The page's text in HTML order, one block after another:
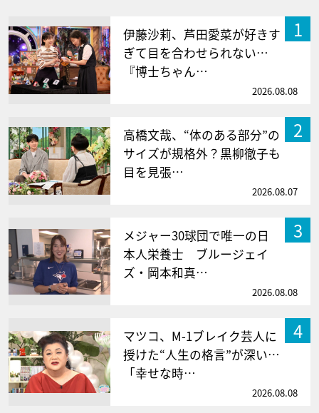
1
伊藤沙莉、芦田愛菜が好きす
ぎて目を合わせられない…
『博士ちゃん…
2026.08.08
2
高橋文哉、“体のある部分”の
サイズが規格外？黒柳徹子も
目を見張…
2026.08.07
3
メジャー30球団で唯一の日
本人栄養士 ブルージェイ
ズ・岡本和真…
2026.08.08
4
マツコ、M-1ブレイク芸人に
授けた“人生の格言”が深い…
「幸せな時…
2026.08.08